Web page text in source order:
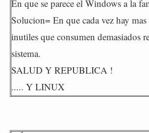
En que se parece el Windows a la
Solucion= En que cada vez hay mas
inutiles que consumen demasiados
sistema.
SALUD Y REPUBLICA !
..... Y LINUX